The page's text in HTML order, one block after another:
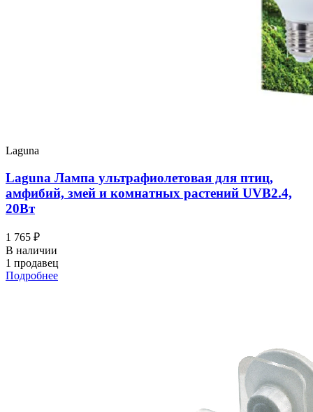
Laguna
Laguna Лампа ультрафиолетовая для птиц,
амфибий, змей и комнатных растений UVB2.4,
20Вт
1 765 ₽
В наличии
1 продавец
Подробнее